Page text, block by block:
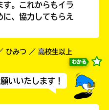
このマチのことを
もっと知りたい
キミに
す。これからもイラ
、協力してもらえ
ひみつ ／ 高校生以上
わかる
いいたします！